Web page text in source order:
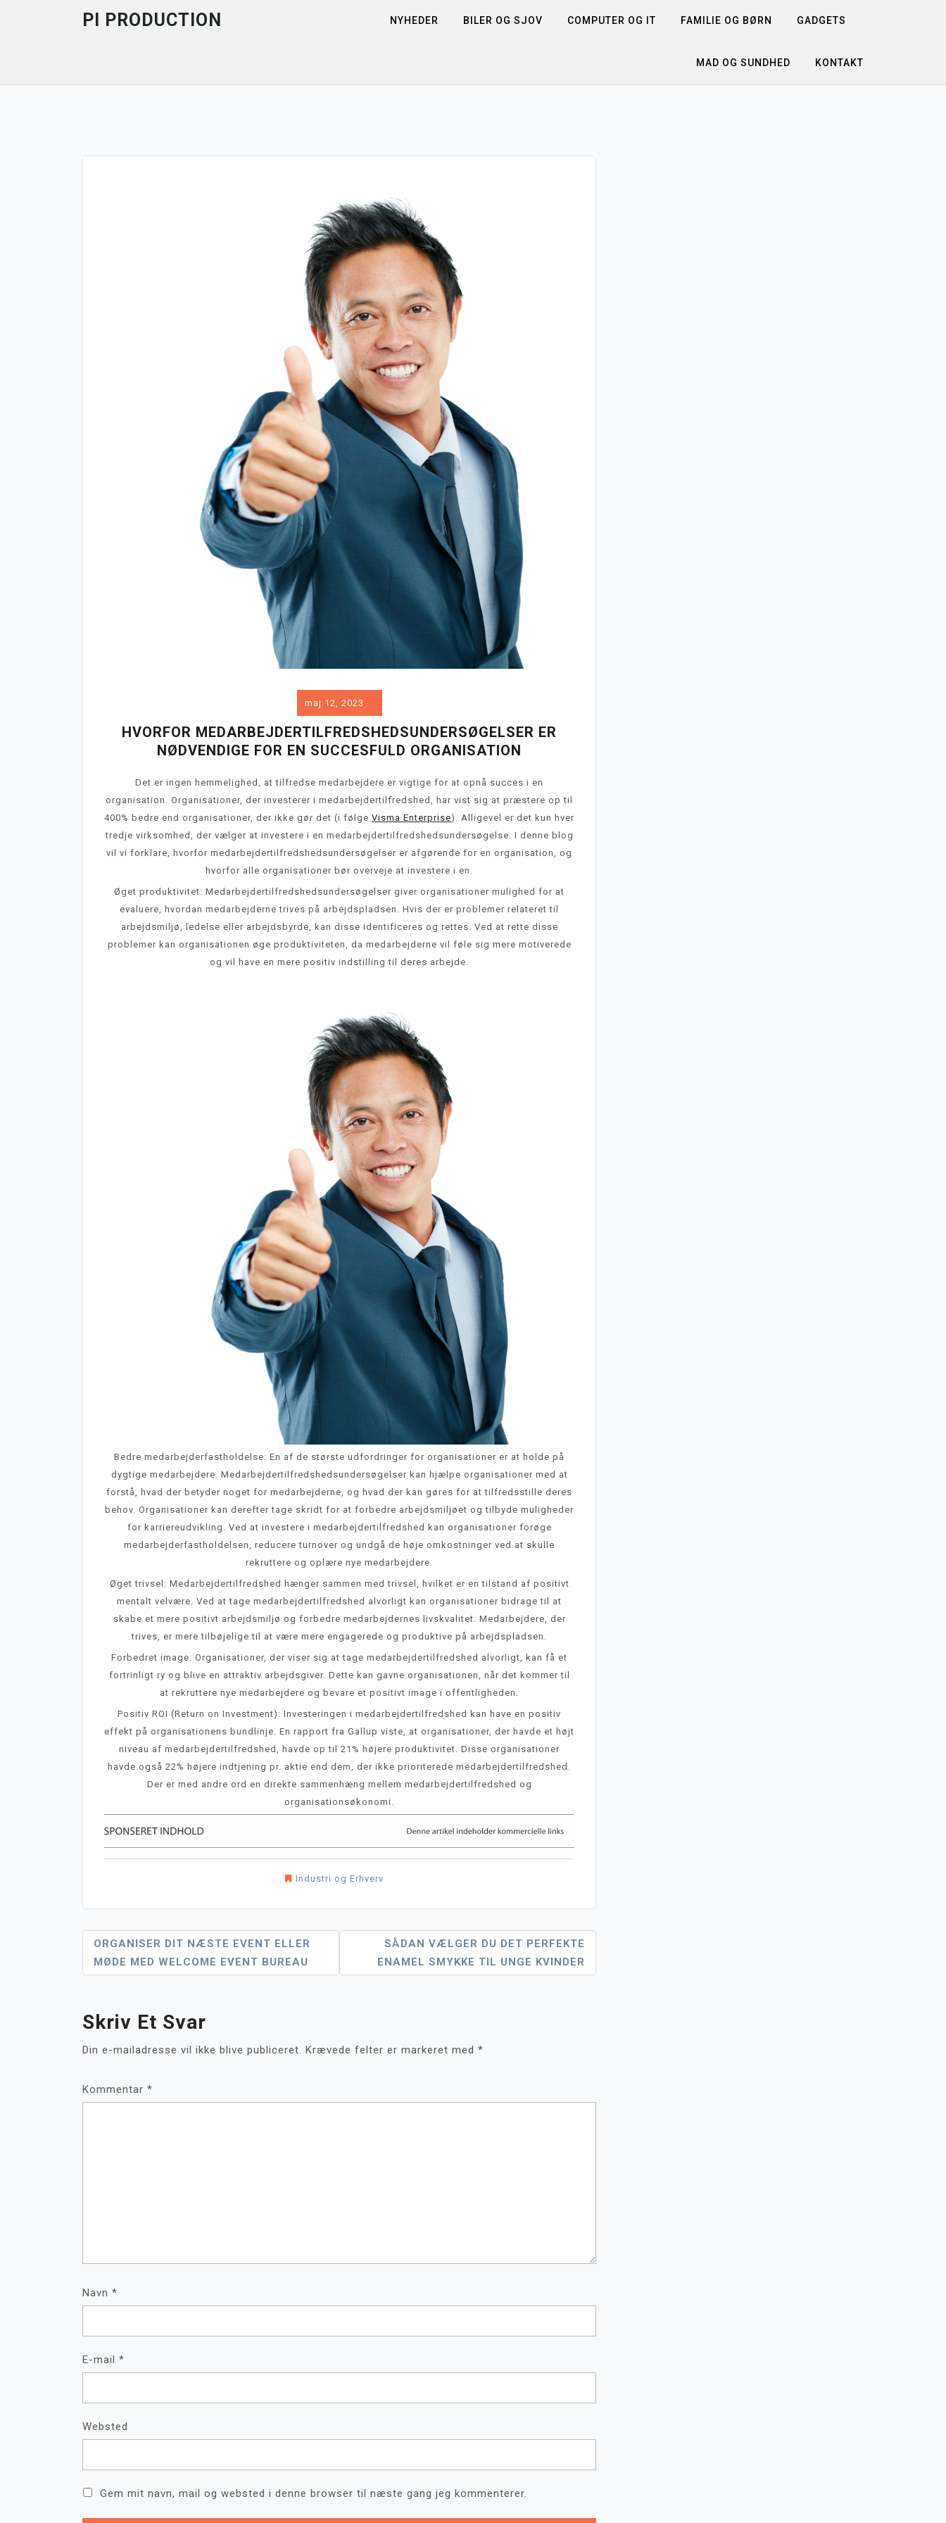
PI PRODUCTION NYHEDER BILER OG SJOV COMPUTER OG IT FAMILIE OG BØRN GADGETS
MAD OG SUNDHED KONTAKT
maj 12, 2023
HVORFOR MEDARBEJDERTILFREDSHEDSUNDERSØGELSER ER
NØDVENDIGE FOR EN SUCCESFULD ORGANISATION
Det er ingen hemmelighed, at tilfredse medarbejdere er vigtige for at opnå succes i en
organisation. Organisationer, der investerer i medarbejdertilfredshed, har vist sig at præstere op til
400% bedre end organisationer, der ikke gør det (i følge Visma Enterprise)
. Alligevel er det kun hver
tredje virksomhed, der vælger at investere i en medarbejdertilfredshedsundersøgelse. I denne blog
vil vi forklare, hvorfor medarbejdertilfredshedsundersøgelser er afgørende for en organisation, og
hvorfor alle organisationer bør overveje at investere i en.
Øget produktivitet: Medarbejdertilfredshedsundersøgelser giver organisationer mulighed for at
evaluere, hvordan medarbejderne trives på arbejdspladsen. Hvis der er problemer relateret til
arbejdsmiljø, ledelse eller arbejdsbyrde, kan disse identificeres og rettes. Ved at rette disse
problemer kan organisationen øge produktiviteten, da medarbejderne vil føle sig mere motiverede
og vil have en mere positiv indstilling til deres arbejde.
Bedre medarbejderfastholdelse: En af de største udfordringer for organisationer er at holde på
dygtige medarbejdere. Medarbejdertilfredshedsundersøgelser kan hjælpe organisationer med at
forstå, hvad der betyder noget for medarbejderne, og hvad der kan gøres for at tilfredsstille deres
behov. Organisationer kan derefter tage skridt for at forbedre arbejdsmiljøet og tilbyde muligheder
for karriereudvikling. Ved at investere i medarbejdertilfredshed kan organisationer forøge
medarbejderfastholdelsen, reducere turnover og undgå de høje omkostninger ved at skulle
rekruttere og oplære nye medarbejdere.
Øget trivsel: Medarbejdertilfredshed hænger sammen med trivsel, hvilket er en tilstand af positivt
mentalt velvære. Ved at tage medarbejdertilfredshed alvorligt kan organisationer bidrage til at
skabe et mere positivt arbejdsmiljø og forbedre medarbejdernes livskvalitet. Medarbejdere, der
trives, er mere tilbøjelige til at være mere engagerede og produktive på arbejdspladsen.
Forbedret image: Organisationer, der viser sig at tage medarbejdertilfredshed alvorligt, kan få et
fortrinligt ry og blive en attraktiv arbejdsgiver. Dette kan gavne organisationen, når det kommer til
at rekruttere nye medarbejdere og bevare et positivt image i offentligheden.
Positiv ROI (Return on Investment): Investeringen i medarbejdertilfredshed kan have en positiv
effekt på organisationens bundlinje. En rapport fra Gallup viste, at organisationer, der havde et højt
niveau af medarbejdertilfredshed, havde op til 21% højere produktivitet. Disse organisationer
havde også 22% højere indtjening pr. aktie end dem, der ikke prioriterede medarbejdertilfredshed.
Der er med andre ord en direkte sammenhæng mellem medarbejdertilfredshed og
organisationsøkonomi.
Industri og Erhverv
Indlægsnavigation
ORGANISER DIT NÆSTE EVENT ELLER
MØDE MED WELCOME EVENT BUREAU
SÅDAN VÆLGER DU DET PERFEKTE
ENAMEL SMYKKE TIL UNGE KVINDER
Skriv Et Svar
Din e-mailadresse vil ikke blive publiceret. Krævede felter er markeret med *
Kommentar *
Navn *
E-mail *
Websted
Gem mit navn, mail og websted i denne browser til næste gang jeg kommenterer.